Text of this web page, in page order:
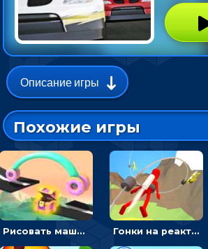
Описание игры
Похожие игры
Рисовать машину и выигрывать гонку - для мальчиков Гонки на реактивном ранце: избегать преград, чтобы лететь к финишу